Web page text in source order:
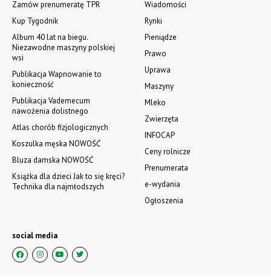
Wiadomości
Rynki
Pieniądze
Prawo
Uprawa
Maszyny
Mleko
Zwierzęta
INFOCAP
Ceny rolnicze
Prenumerata
e-wydania
Ogłoszenia
Zamów prenumeratę TPR
Kup Tygodnik
Album 40 lat na biegu.
Niezawodne maszyny polskiej
wsi
Publikacja Wapnowanie to
konieczność
Publikacja Vademecum
nawożenia dolistnego
Atlas chorób fizjologicznych
Koszulka męska NOWOŚĆ
Bluza damska NOWOŚĆ
Książka dla dzieci Jak to się kręci?
Technika dla najmłodszych
social media